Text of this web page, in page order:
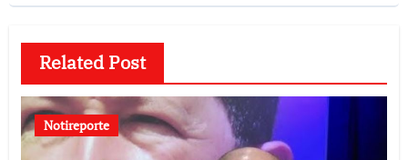
Related Post
Notireporte